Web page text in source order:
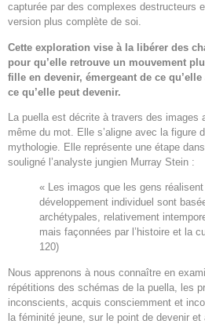
capturée par des complexes destructeurs
version plus complète de soi.
Cette exploration vise à la libérer des
pour qu’elle retrouve un mouvement
fille en devenir, émergeant de ce
ce qu’elle peut devenir.
La puella est décrite à travers des images
même du mot. Elle s’aligne avec la figure
mythologie. Elle représente une étape
souligné l’analyste jungien Murray Stein :
« Les imagos que les gens
développement individuel sont
archétypales, relativement
mais façonnées par l’histoire et la
120)
Nous apprenons à nous connaître en
répétitions des schémas de la puella, les
inconscients, acquis consciemment et
la féminité jeune, sur le point de devenir